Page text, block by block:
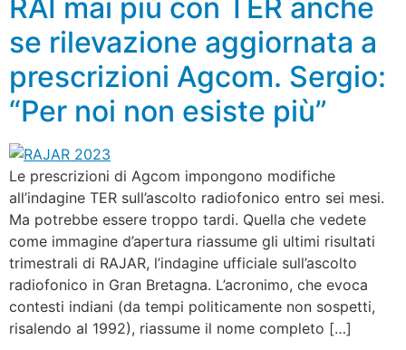
RAI mai più con TER anche
se rilevazione aggiornata a
prescrizioni Agcom. Sergio:
“Per noi non esiste più”
Le prescrizioni di Agcom impongono modifiche
all’indagine TER sull’ascolto radiofonico entro sei mesi.
Ma potrebbe essere troppo tardi. Quella che vedete
come immagine d’apertura riassume gli ultimi risultati
trimestrali di RAJAR, l’indagine ufficiale sull’ascolto
radiofonico in Gran Bretagna. L’acronimo, che evoca
contesti indiani (da tempi politicamente non sospetti,
risalendo al 1992), riassume il nome completo […]